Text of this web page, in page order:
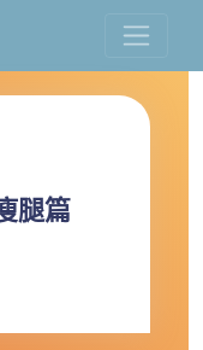
腿篇